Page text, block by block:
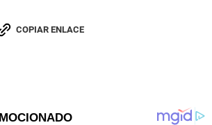
COPIAR ENLACE